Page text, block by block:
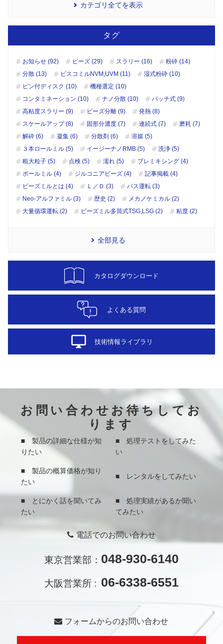
カテゴリ全てを表示
タグ
お知らせ (92) ビーズ (29) スラリー (16)
粉砕 (14)
分散 (13)
ビスコミルNVM,UVM (11)
湿式粉砕 (10)
ピン付ディスク (10)
機種選定 (10)
コンタミネーション (10)
ナノ分散 (10)
バッチ式 (9)
高粘度スラリー (9)
ビーズ分離 (9)
発熱 (8)
スケールアップ (8)
固形分濃度 (7) 連続式 (7)
磨耗 (7)
解砕 (6)
凝集 (6) 分散剤 (6)
溶媒 (5)
３本ロールミル (5)
イージーナノRMB (5)
洗浄 (5)
粗大粒子 (5)
点検 (5) 濡れ (5)
プレミキシング (4)
ボールミル (4)
ジルコニアビーズ (4)
記事掲載 (4)
ビーズミルとは (4)
Ｌ／Ｄ (3)
パス運転 (3)
Neo-アルファミル (3)
歴史 (2)
メカノケミカル (2)
大量循環運転 (2)
ビーズミル多筒式TSG,LSG (2) 粘度 (2)
全部見る
カタログダウンロード
よくある質問
desktop_windows 技術情報ライブラリ
お問い合わせお待ちしてお
ります
■ 製品の詳細な仕様が知
りたい
■ 処理テストをしてみた
い
■ 製品の概算価格が知り
たい
■ レンタルをしてみたい
■ とにかく話を聞いてみ
たい
■ 処理実績があるか聞い
てみたい
電話でのお問い合わせ
東京営業部： 048-930-6140
大阪営業所 : 06-6338-6551
フォームからのお問い合わせ